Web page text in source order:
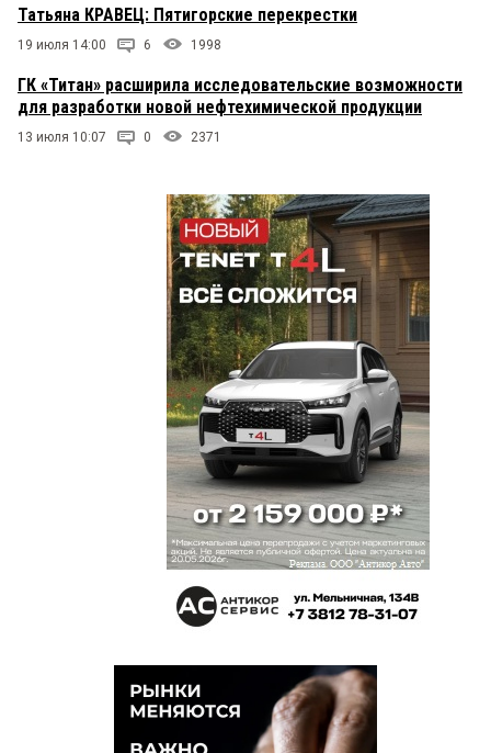
Татьяна КРАВЕЦ: Пятигорские перекрестки
19 июля 14:00 6 1998
ГК «Титан» расширила исследовательские возможности
для разработки новой нефтехимической продукции
13 июля 10:07 0 2371